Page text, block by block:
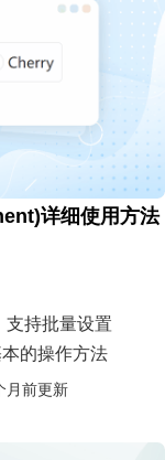
详细使用方法
支持批量设置
的操作方法
月前更新